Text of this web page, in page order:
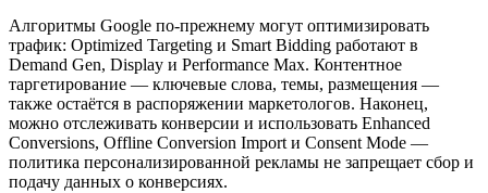
Алгоритмы Google по-прежнему могут оптимизировать
трафик: Optimized Targeting и Smart Bidding работают в
Demand Gen, Display и Performance Max. Контентное
таргетирование — ключевые слова, темы, размещения —
также остаётся в распоряжении маркетологов. Наконец,
можно отслеживать конверсии и использовать Enhanced
Conversions, Offline Conversion Import и Consent Mode —
политика персонализированной рекламы не запрещает сбор и
подачу данных о конверсиях.